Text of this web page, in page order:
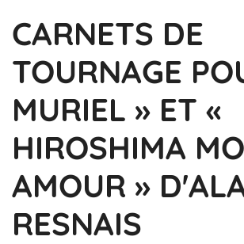
CARNETS DE
TOURNAGE
MURIEL » ET «
HIROSHIMA
AMOUR »
RESNAIS